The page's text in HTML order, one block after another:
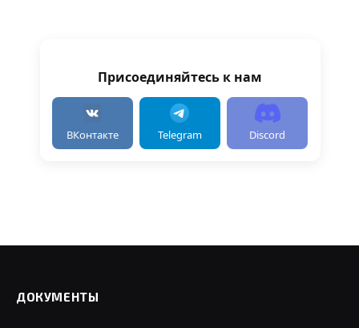
Присоединяйтесь к нам
ВКонтакте Telegram Discord
ДОКУМЕНТЫ